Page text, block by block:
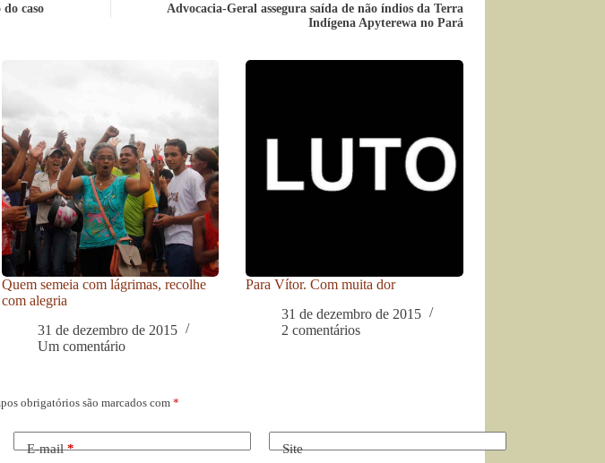
caso
Advocacia-Geral assegura saída de não índios da Terra
Indígena Apyterewa no Pará
Quem semeia com lágrimas, recolhe
com alegria
31 de dezembro de 2015
Um comentário
Para Vítor. Com muita dor
31 de dezembro de 2015
2 comentários
obrigatórios são marcados com *
E-mail* Site